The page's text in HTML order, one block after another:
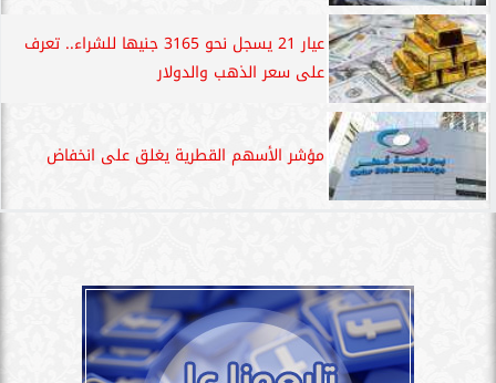
عيار 21 يسجل نحو 3165 جنيها للشراء.. تعرف
على سعر الذهب والدولار
مؤشر الأسهم القطرية يغلق على انخفاض